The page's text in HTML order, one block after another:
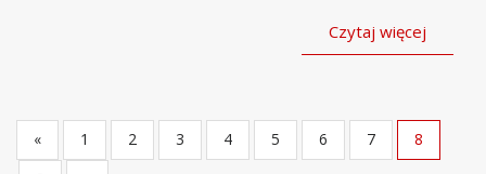
Czytaj więcej
« 1 2 3 4 5 6 7
8